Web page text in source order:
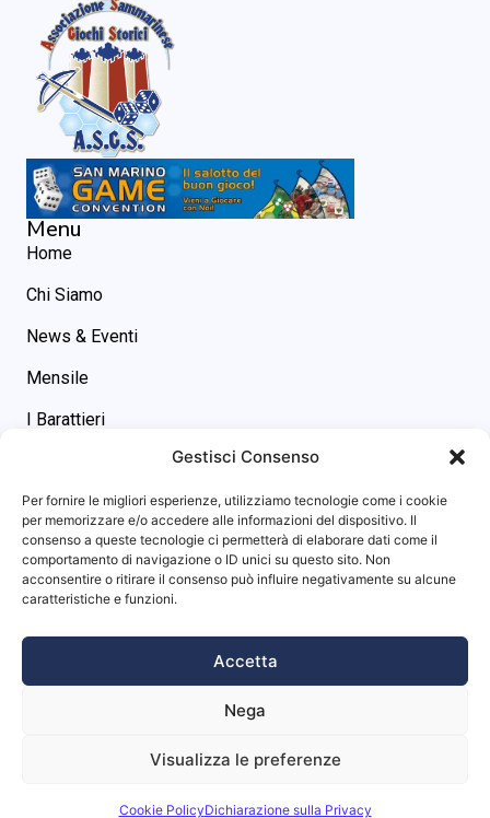
Gestisci Consenso
Per fornire le migliori esperienze, utilizziamo tecnologie come i cookie
per memorizzare e/o accedere alle informazioni del dispositivo. Il
consenso a queste tecnologie ci permetterà di elaborare dati come il
comportamento di navigazione o ID unici su questo sito. Non
acconsentire o ritirare il consenso può influire negativamente su alcune
caratteristiche e funzioni.
Accetta
Nega
Visualizza le preferenze
Cookie PolicyDichiarazione sulla Privacy
Menu
Home
Chi Siamo
News & Eventi
Mensile
I Barattieri
asgs@omniway.sm
Piazza M. Tini, 7 - 47891 -
Dogana (RSM)
Info sito
Website powered by